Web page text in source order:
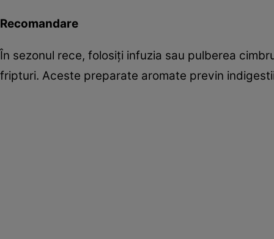
Recomandare
În sezonul rece, folosiţi infuzia sau pulberea
fripturi. Aceste preparate aromate previn